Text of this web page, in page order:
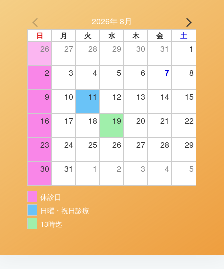
2026年 8月
日 月 火 水 木 金 土
26 27 28 29 30 31 1
2 3 4 5 6 7 8
9 10 11 12 13 14 15
16 17 18 19 20 21 22
23 24 25 26 27 28 29
30 31 1 2 3 4 5
休診日
日曜・祝日診療
13時迄